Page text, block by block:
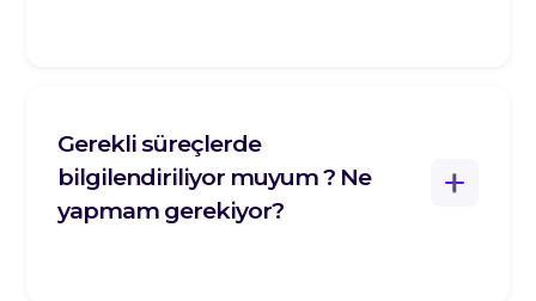
Detaylı Bilgi İçin Tıklayın!
Detaylı Bilgi İçin Tıklayın!
Gerekli süreçlerde
bilgilendiriliyor muyum ? Ne
yapmam gerekiyor?